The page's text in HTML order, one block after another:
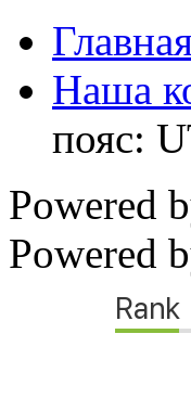
Наша
пояс:
Powered
Powered